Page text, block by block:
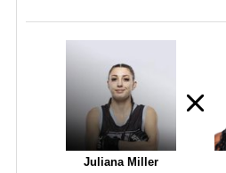
Juliana Miller